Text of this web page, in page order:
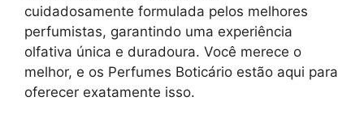
cuidadosamente formulada pelos melhores
perfumistas, garantindo uma experiência
olfativa única e duradoura. Você merece o
melhor, e os Perfumes Boticário estão aqui para
oferecer exatamente isso.